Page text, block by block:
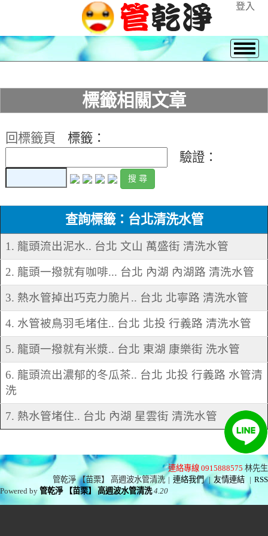
登入
標籤相關文章
回標籤頁
標籤：
驗證：
查詢標籤：台北清洗水管
1. 龍頭流出泥水.. 台北 文山 萬盛街 清洗水管
2. 龍頭一撥就有咖啡... 台北 內湖 內湖路 清洗水管
3. 熱水管掉出巧克力脆片.. 台北 北寧路 清洗水管
4. 水管被鳥羽毛堵住.. 台北 北投 行義路 清洗水管
5. 龍頭一撥就有米漿.. 台北 東湖 康樂街 洗水管
6. 龍頭流出濃郁的冬瓜茶.. 台北 北投 行義路 水管清
洗
7. 熱水管堵住.. 台北 內湖 星雲街 清洗水管
連絡專線 0915888575 林先生
管乾淨 【苗栗】 高週波水管清洗 | 連絡我們 | 友情連結 | RSS
Powered by管乾淨 【苗栗】 高週波水管清洗 4.20